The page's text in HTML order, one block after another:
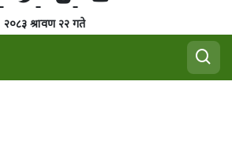
२०८३ श्रावण २२ गते